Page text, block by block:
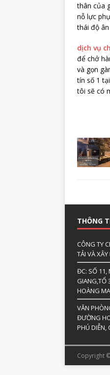
thân của
nỗ lực
thái độ
dịch vụ
để chở
và gọn
tín số 1
tôi sẽ có
THÔNG
CÔNG TY
TẢI VÀ
ĐC: SỐ 11,
GIANG,TỔ
HOÀNG
VĂN
ĐƯỜNG
PHÚ DIỄN,
Copyright